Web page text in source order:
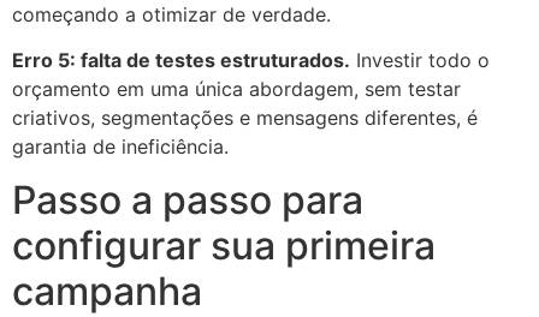
começando a otimizar de verdade.
Erro 5: falta de testes estruturados. Investir todo o
orçamento em uma única abordagem, sem testar
criativos, segmentações e mensagens diferentes, é
garantia de ineficiência.
Passo a passo para
configurar sua primeira
campanha